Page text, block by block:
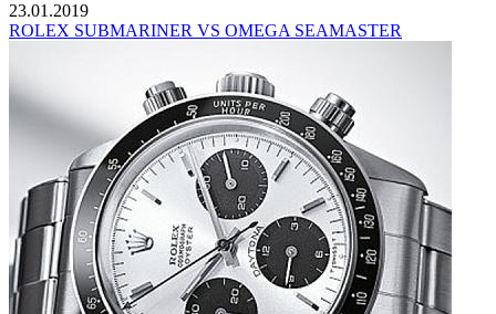
23.01.2019
ROLEX SUBMARINER VS OMEGA SEAMASTER